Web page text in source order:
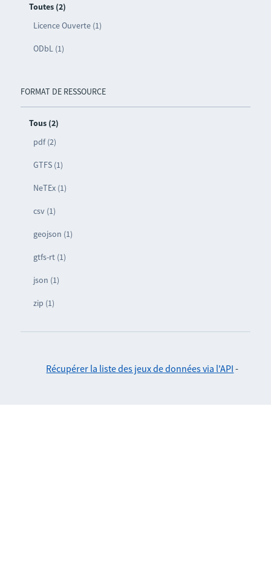
Toutes (2)
Licence Ouverte (1)
ODbL (1)
FORMAT DE RESSOURCE
Tous (2)
pdf (2)
GTFS (1)
NeTEx (1)
csv (1)
geojson (1)
gtfs-rt (1)
json (1)
zip (1)
Récupérer la liste des jeux de données via l'API -